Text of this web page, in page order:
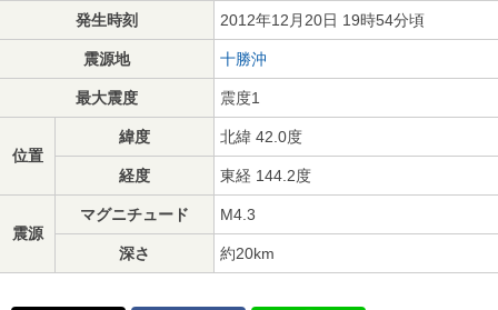
発生時刻 2012年12月20日 19時54分頃
震源地 十勝沖
最大震度 震度1
位置
緯度 北緯 42.0度
経度 東経 144.2度
震源
マグニチュード M4.3
深さ 約20km